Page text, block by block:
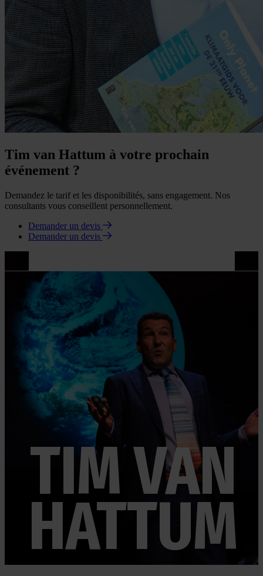
Tim van Hattum à votre prochain
événement ?
Demandez le tarif et les disponibilités, sans engagement. Nos
consultants vous conseillent personnellement.
Demander un devis
Demander un devis